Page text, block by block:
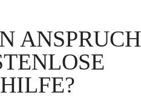
ANSPRUCH